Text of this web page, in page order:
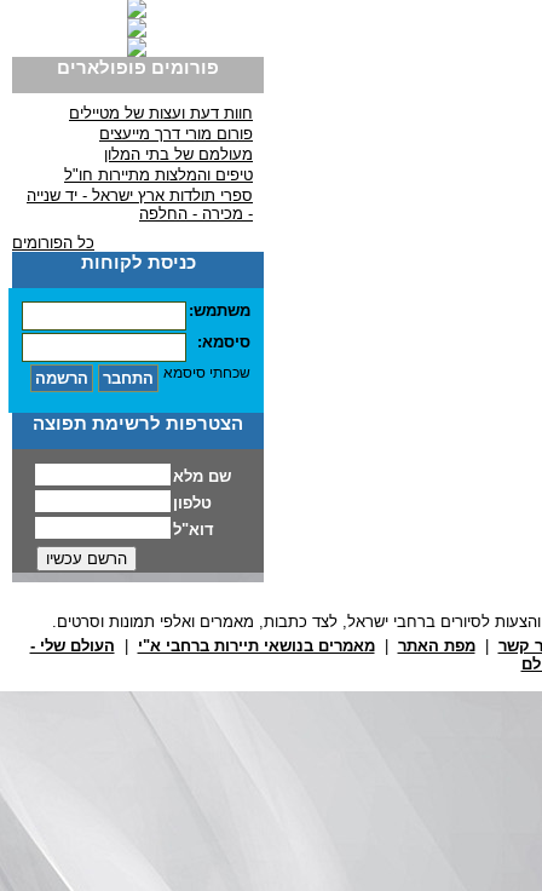
פורומים פופולארים
חוות דעת ועצות של מטיילים
פורום מורי דרך מייעצים
מעולמם של בתי המלון
טיפים והמלצות מתיירות חו"ל
ספרי תולדות ארץ ישראל - יד שנייה
- מכירה - החלפה
כל הפורומים
כניסת לקוחות
משתמש:
סיסמא:
שכחתי סיסמא
הצטרפות לרשימת תפוצה
קשר |מפת האתר |מאמרים בנושאי תיירות ברחבי א"י
העולם שלי -